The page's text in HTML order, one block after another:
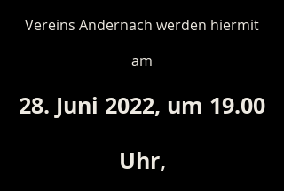
Vereins Andernach werden hiermit
am
28. Juni 2022, um 19.00
Uhr,